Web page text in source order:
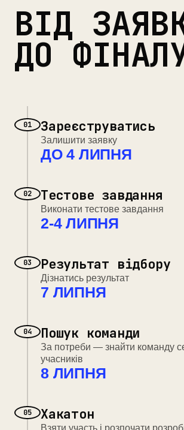
ВІД
ДО
01 Зареєструватись
Залишити заявку
ДО 4 ЛИПНЯ
02 Тестове завдання
Виконати тестове завдання
2-4 ЛИПНЯ
03 Результат відбору
Дізнатись результат
7 ЛИПНЯ
04 Пошук команди
За потреби — знайти команду
учасників
8 ЛИПНЯ
05 Хакатон
Взяти участь і розпочати